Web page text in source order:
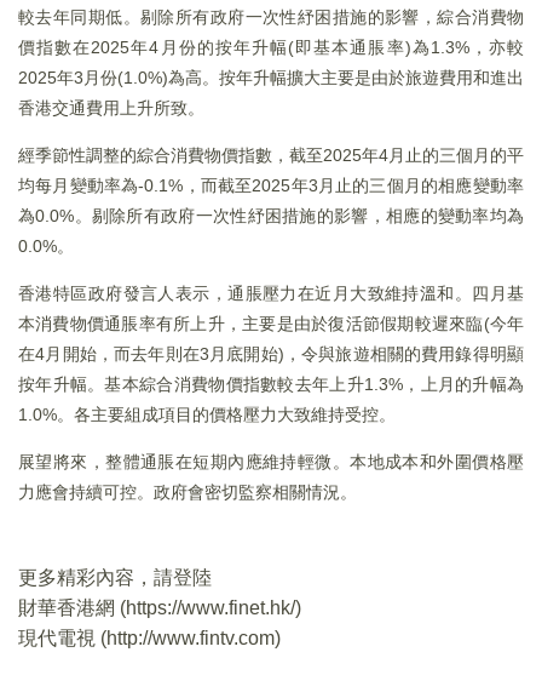
較去年同期低。剔除所有政府一次性紓困措施的影響，綜合消費物
價指數在2025年4月份的按年升幅(即基本通脹率)為1.3%，亦較
2025年3月份(1.0%)為高。按年升幅擴大主要是由於旅遊費用和進出
香港交通費用上升所致。
經季節性調整的綜合消費物價指數，截至2025年4月止的三個月的平
均每月變動率為-0.1%，而截至2025年3月止的三個月的相應變動率
為0.0%。剔除所有政府一次性紓困措施的影響，相應的變動率均為
0.0%。
香港特區政府發言人表示，通脹壓力在近月大致維持溫和。四月基
本消費物價通脹率有所上升，主要是由於復活節假期較遲來臨(今年
在4月開始，而去年則在3月底開始)，令與旅遊相關的費用錄得明顯
按年升幅。基本綜合消費物價指數較去年上升1.3%，上月的升幅為
1.0%。各主要組成項目的價格壓力大致維持受控。
展望將來，整體通脹在短期內應維持輕微。本地成本和外圍價格壓
力應會持續可控。政府會密切監察相關情況。
更多精彩內容，請登陸
財華香港網 (https://www.finet.hk/)
現代電視 (http://www.fintv.com)